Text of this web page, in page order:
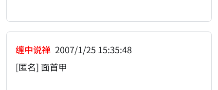
缠中说禅 2007/1/25 15:35:48
[匿名] 面首甲